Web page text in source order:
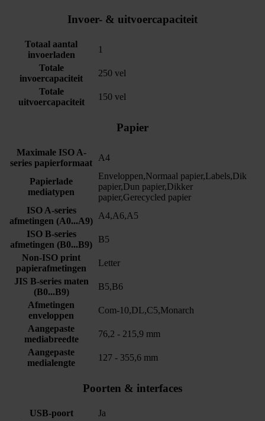
Invoer- & uitvoercapaciteit
Totaal aantal
invoerladen
1
Totale
invoercapaciteit
250 vel
Totale
uitvoercapaciteit
150 vel
Papier
Maximale ISO A-
series papierformaat
A4
Papierlade
mediatypen
Enveloppen,Normaal papier,Labels,Dik
papier,Dun papier,Dikker
papier,Gerecycled papier
ISO A-series
afmetingen (A0...A9)
A4,A6,A5
ISO B-series
afmetingen (B0...B9)
B5
Non-ISO print
papierafmetingen
Letter
JIS B-series maten
(B0...B9)
B5,B6
Afmetingen
enveloppen
Com-10,DL,C5,Monarch
Aangepaste
mediabreedte
76,2 - 215,9 mm
Aangepaste
medialengte
127 - 355,6 mm
Poorten & interfaces
USB-poort
Ja